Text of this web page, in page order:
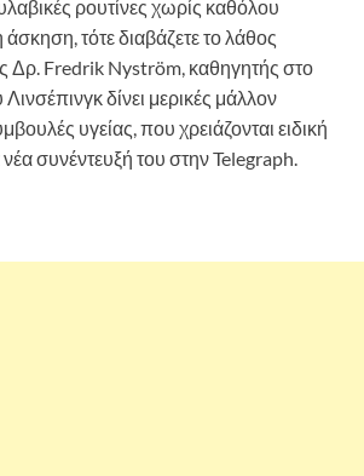
ρουτίνες χωρίς καθόλου
άσκηση, τότε διαβάζετε το λάθος
Δρ. Fredrik Nyström, καθηγητής στο
δίνει μερικές μάλλον
υγείας, που χρειάζονται ειδική
συνέντευξή του στην Telegraph.